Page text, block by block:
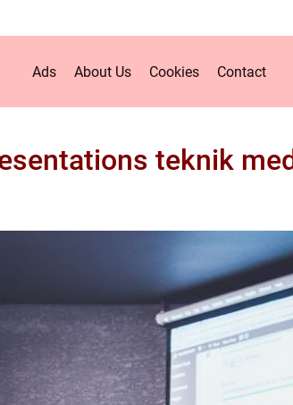
Ads About Us Cookies Contact
teknik